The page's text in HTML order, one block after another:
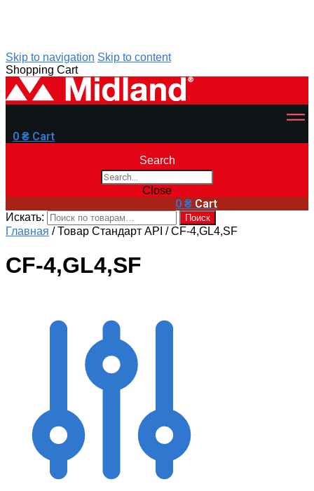
Skip to navigation Skip to content
Shopping Cart
0 ₴ Cart
Search
Close
0₴ Cart
Искать: Поиск
Главная /Товар Стандарт API /CF-4,GL4,SF
CF-4,GL4,SF